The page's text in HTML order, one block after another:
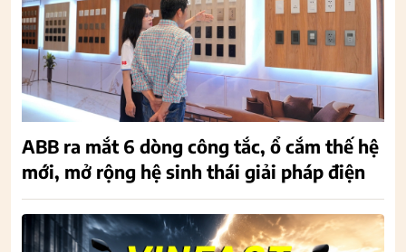
ABB ra mắt 6 dòng công tắc, ổ cắm thế hệ
mới, mở rộng hệ sinh thái giải pháp điện